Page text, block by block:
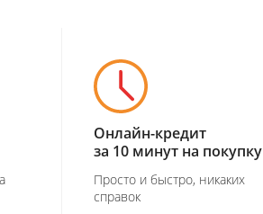
Онлайн-кредит
за 10 минут на покупку
Просто и быстро, никаких
справок